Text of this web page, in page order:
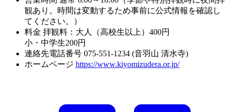
観あり。時間は変動するため事前に公式情報を確認し
てください。）
料金 拝観料：大人（高校生以上）400円
小・中学生200円
連絡先電話番号 075-551-1234 (音羽山 清水寺)
ホームページ https://www.kiyomizudera.or.jp/